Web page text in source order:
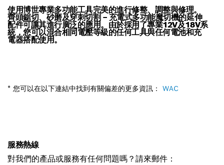
使用博世專業多功能工具完美的進行修整、調整與修理。
齊頭鋸切、砂磨及穿刺切割 – 充電式多功能魔切機的延伸
配件可讓其進行廣泛的應用。由於採用了專業12V及18V系
統，您可以混合相同電壓等級的任何工具與任何電池和充
電器搭配使用。
* 您可以在以下連結中找到有關偏差的更多資訊： WAC
服務熱線
對我們的產品或服務有任何問題嗎？請來郵件：